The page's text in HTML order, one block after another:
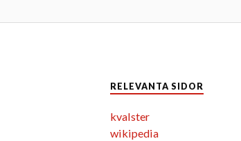
RELEVANTA SIDOR
kvalster
wikipedia